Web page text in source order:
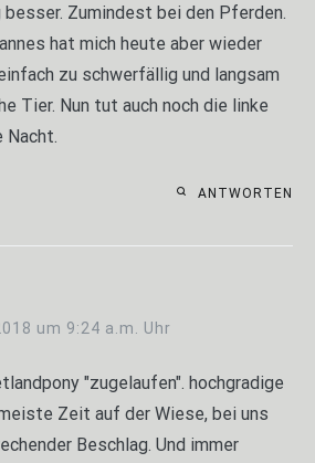
Zumindest bei den Pferden.
hat mich heute aber wieder
zu schwerfällig und langsam
Tier. Nun tut auch noch die linke
Nacht.
ANTWORTEN
um 9:24 a.m. Uhr
"zugelaufen". hochgradige
Zeit auf der Wiese, bei uns
Beschlag. Und immer